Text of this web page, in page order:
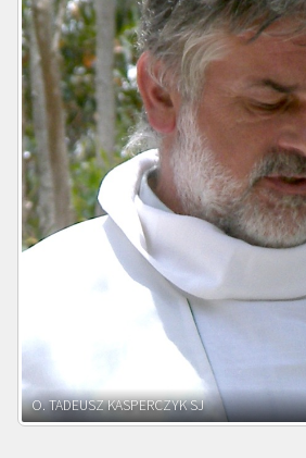
O. ADNRZEJ LEŚNIARA SJ